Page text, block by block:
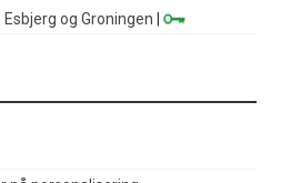
og Groningen |